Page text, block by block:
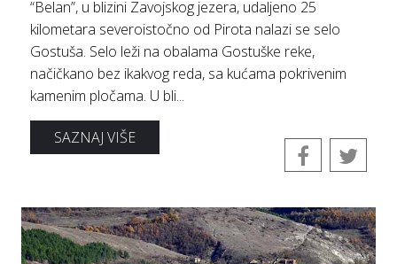
“Belan”, u blizini Zavojskog jezera, udaljeno 25
kilometara severoistočno od Pirota nalazi se selo
Gostuša. Selo leži na obalama Gostuške reke,
načičkano bez ikakvog reda, sa kućama pokrivenim
kamenim pločama. U bli...
SAZNAJ VIŠE